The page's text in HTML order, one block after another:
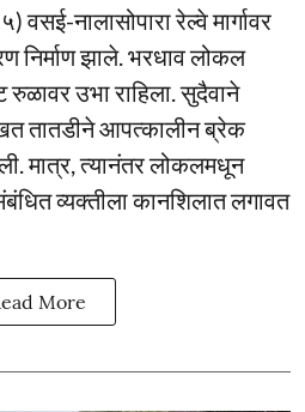
नालासोपारा रेल्वे मार्गावर
निर्माण झाले. भरधाव लोकल
रुळावर उभा राहिला. सुदैवाने
तातडीने आपत्कालीन ब्रेक
मात्र, त्यानंतर लोकलमधून
व्यक्तीला कानशिलात लगावत
More